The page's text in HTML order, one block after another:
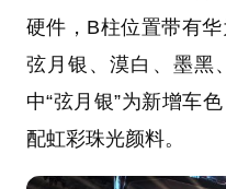
硬件，B柱位置带有
弦月银、漠白、墨黑
中“弦月银”为新增车
配虹彩珠光颜料。